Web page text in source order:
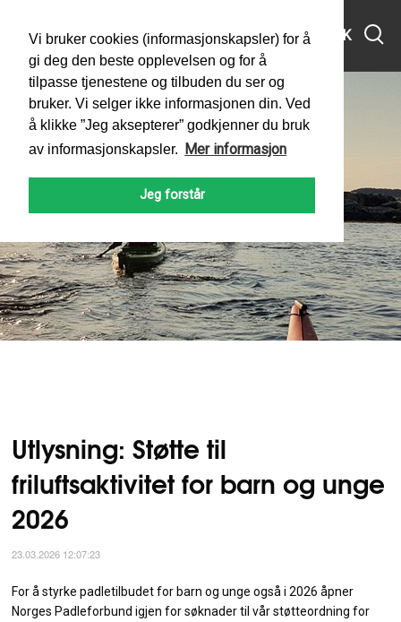
Vi bruker cookies (informasjonskapsler) for å
gi deg den beste opplevelsen og for å
tilpasse tjenestene og tilbuden du ser og
bruker. Vi selger ikke informasjonen din. Ved
å klikke ”Jeg aksepterer” godkjenner du bruk
av informasjonskapsler.
Mer informasjon
Jeg forstår
MENY SØK
Utlysning: Støtte til
friluftsaktivitet for barn og unge
2026
23.03.2026 12:07:23
For å styrke padletilbudet for barn og unge også i 2026 åpner
Norges Padleforbund igjen for søknader til vår støtteordning for